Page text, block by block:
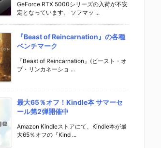
GeForce RTX 5000シリーズの入荷が不安
定となっています。 ソフマッ ...
『Beast of Reincarnation』の各種
ベンチマーク
『Beast of Reincarnation』(ビースト・オ
ブ・リンカネーショ ...
最大65％オフ！Kindle本 サマーセ
ール第2弾開催中
Amazon Kindleストアにて、Kindle本が最
大65％オフの『Kind ...